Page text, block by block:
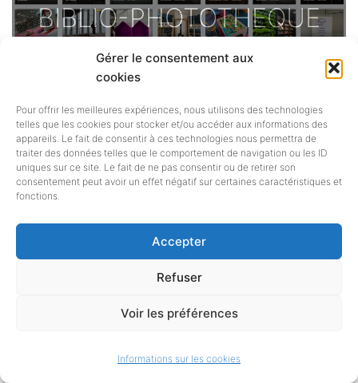
Gérer le consentement aux
cookies
Pour offrir les meilleures expériences, nous utilisons des technologies
telles que les cookies pour stocker et/ou accéder aux informations des
appareils. Le fait de consentir à ces technologies nous permettra de
traiter des données telles que le comportement de navigation ou les ID
uniques sur ce site. Le fait de ne pas consentir ou de retirer son
consentement peut avoir un effet négatif sur certaines caractéristiques et
fonctions.
Accepter
Refuser
Voir les préférences
Informations sur les cookies
BIBLIO-PHOTOTHEQUE
Une base photographique unique,
imaginée et alimentée par Charlotte
Hénard. Plus de 26 000
photographies de bibliothèques,
classées, taguées
CHIFFRES ET RAPPORTS
Vous trouverez ici des chiffres et
des rapports sur la lecture publique
TOUTES LES OFFRES
D'EMPLOI DE
BIBLIOFRANCE
Vous trouverez ici les offres
BIBLIOTHÉCONOMIQUE NON